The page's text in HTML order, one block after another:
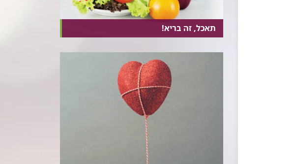
תאכל, זה בריא!